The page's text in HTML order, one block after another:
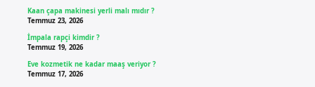
Kaan çapa makinesi yerli malı mıdır ?
Temmuz 23, 2026
İmpala rapçi kimdir ?
Temmuz 19, 2026
Eve kozmetik ne kadar maaş veriyor ?
Temmuz 17, 2026